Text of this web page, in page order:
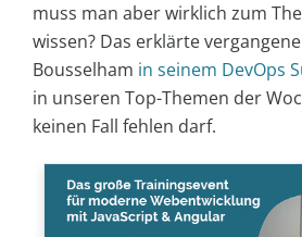
muss man aber wirklich zum
wissen? Das erklärte
Bousselham in seinem DevOps
in unseren Top-Themen der
keinen Fall fehlen darf.